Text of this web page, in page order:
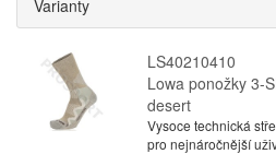
Varianty
LS40210410
Lowa ponožky 3-
desert
Vysoce technická
pro nejnáročnější